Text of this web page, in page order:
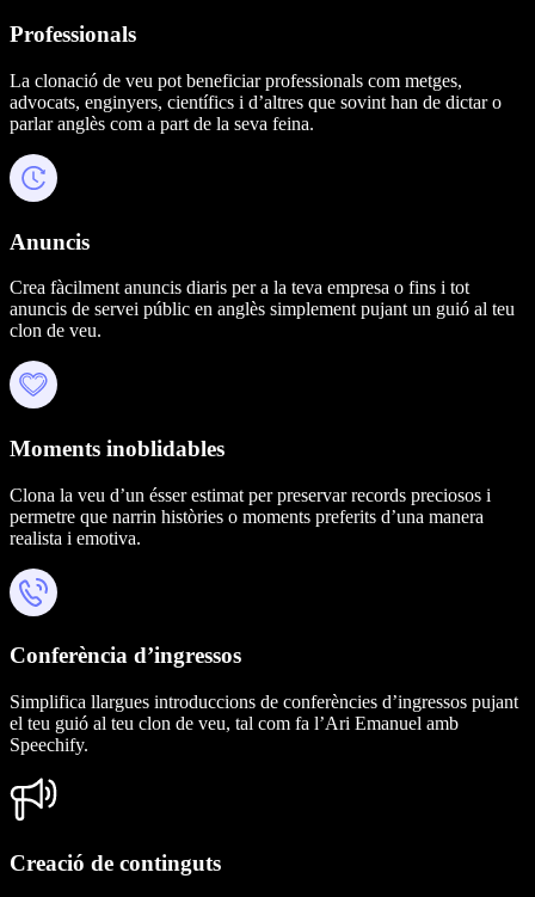
Professionals
La clonació de veu pot beneficiar professionals com metges,
advocats, enginyers, científics i d’altres que sovint han de dictar o
parlar anglès com a part de la seva feina.
Anuncis
Crea fàcilment anuncis diaris per a la teva empresa o fins i tot
anuncis de servei públic en anglès simplement pujant un guió al teu
clon de veu.
Moments inoblidables
Clona la veu d’un ésser estimat per preservar records preciosos i
permetre que narrin històries o moments preferits d’una manera
realista i emotiva.
Conferència d’ingressos
Simplifica llargues introduccions de conferències d’ingressos pujant
el teu guió al teu clon de veu, tal com fa l’Ari Emanuel amb
Speechify.
Creació de continguts